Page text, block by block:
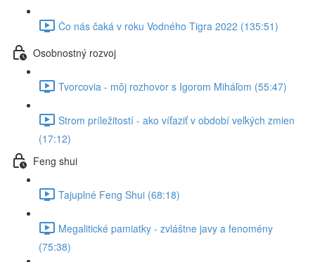
Čo nás čaká v roku Vodného Tigra 2022 (135:51)
Osobnostný rozvoj
Tvorcovia - môj rozhovor s Igorom Miháľom (55:47)
Strom príležitostí - ako víťaziť v období veľkých zmien
(17:12)
Feng shui
Tajuplné Feng Shui (68:18)
Megalitické pamiatky - zvláštne javy a fenomény
(75:38)